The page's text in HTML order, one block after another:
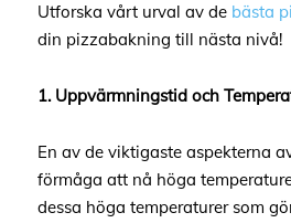
Utforska vårt urval av de bästa
din pizzabakning till nästa nivå!
1. Uppvärmningstid och
En av de viktigaste aspekterna
förmåga att nå höga
dessa höga temperaturer som